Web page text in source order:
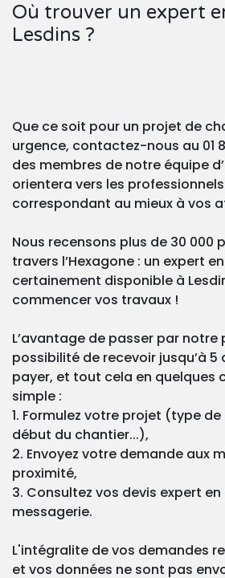
Où trouver un expert
Lesdins ?
Que ce soit pour un projet de
urgence, contactez-nous au 01
des membres de notre équipe
orientera vers les
correspondant au mieux à vos
Nous recensons plus de 30 000
travers l’Hexagone : un expert
certainement disponible à
commencer vos travaux !
L’avantage de passer par notre
possibilité de recevoir jusqu’à 5
payer, et tout cela en quelques
simple :
1. Formulez votre projet (type
début du chantier...),
2. Envoyez votre demande aux
proximité,
3. Consultez vos devis expert
messagerie.
L'intégralite de vos demandes
et vos données ne sont pas